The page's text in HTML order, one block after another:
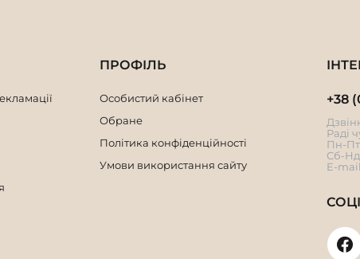
ПРОФІЛЬ
Особистий кабінет
Обране
Політика конфіденційності
Умови використання сайту
+38
Раді
Пн-Пт
Сб-Нд
E-